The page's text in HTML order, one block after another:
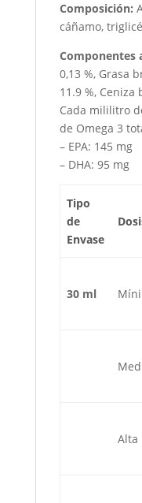
Composición:
cáñamo,
Componentes
0,13 %, Grasa
11.9 %, Ceniza
Cada mililitro
de Omega 3
– EPA: 145 mg
– DHA: 95 mg
Tipo
de
Envase
30 ml
Alta